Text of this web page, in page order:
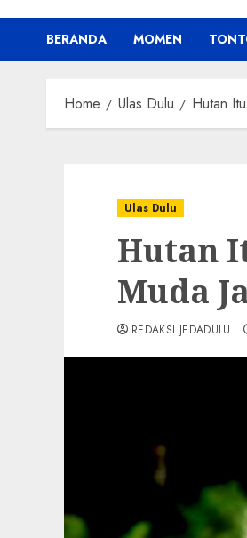
BERANDA MOMEN
Home Ulas Dulu Hutan
Ulas Dulu
Hutan
Muda
REDAKSI JEDADULU